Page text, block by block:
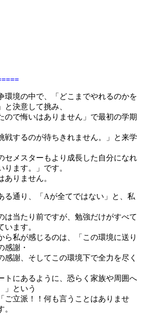
環境の中で、「どこまでやれるのかを
と決意して挑み、
ので悔いはありません」で最初の学期
戦するのが待ちきれません。」と来学
セメスターもより成長した自分になれ
ります。」です。
りません。
る通り、「Aが全てではない」と、私
は当たり前ですが、勉強だけがすべて
います。
ら私が感じるのは、「この環境に送り
感謝・
感謝、そしてこの環境下で全力を尽く
トにあるように、恐らく家族や周囲へ
」という
ご立派！！何も言うことはありませ